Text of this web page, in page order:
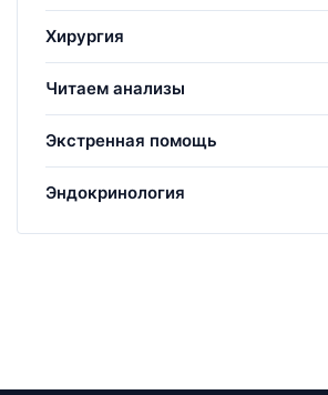
Хирургия
Читаем анализы
Экстренная помощь
Эндокринология